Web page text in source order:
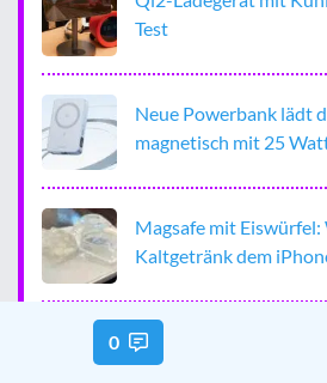
Test
Neue Powerbank lädt
magnetisch mit 25
Magsafe mit Eiswürfel:
Kaltgetränk dem
0